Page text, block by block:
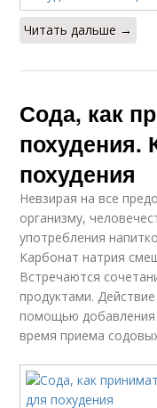
Читать дальше →
Сода, как
похудения.
похудения
Невзирая на все
организму,
употребления
Карбонат натрия
Встречаются
продуктами.
помощью добавления
время приема